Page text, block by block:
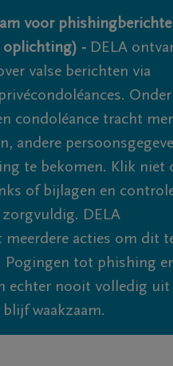
voor
- DELA
valse berichten via
condoléance tracht
andere
te bekomen. Klik niet
of bijlagen en
zorgvuldig. DELA
meerdere acties om dit
Pogingen tot phishing
echter nooit volledig uit
waakzaam.